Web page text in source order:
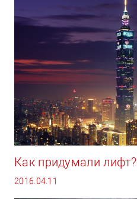
Как придумали лифт?
2016.04.11